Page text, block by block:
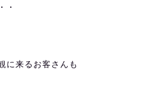
・
に来るお客さんも